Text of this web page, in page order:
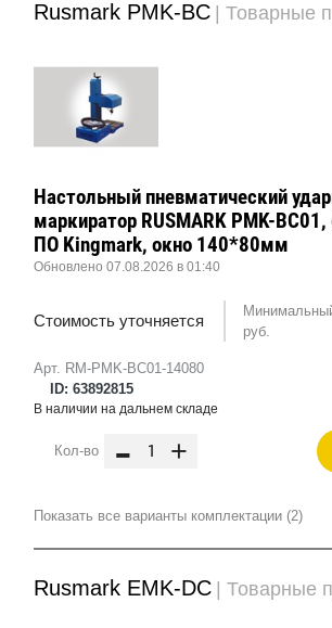
Rusmark PMK-BC | Товарные
Арт. RM-PMK-BC01-14080
ID: 63892815
Настольный пневматический
маркиратор RUSMARK PMK-
ПО Kingmark, окно 140*80мм
Обновлено 07.08.2026 в 01:40
Стоимость уточняется
руб.
В наличии на дальнем складе
Кол-во - +
Показать все варианты комплектации (2)
Rusmark EMK-DC | Товарные